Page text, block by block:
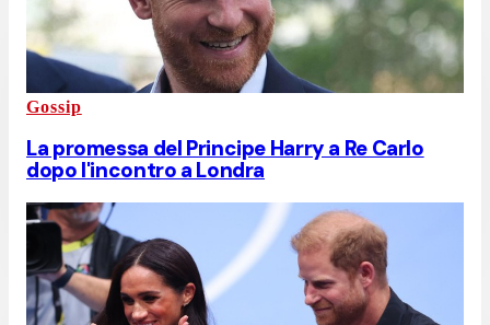
Gossip
La promessa del Principe Harry a Re Carlo
dopo l'incontro a Londra